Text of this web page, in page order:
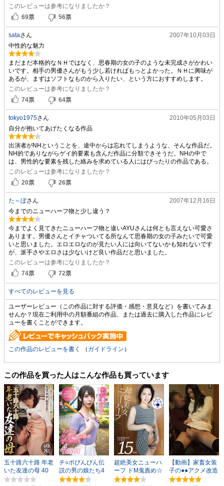
このレビューは参考になりましたか？
69票 56票
sataさん
2007年10月03日
中性的な魅力
まだまだ本格的なＮＨではなく、思春期の女の子のような未完成さがかわい
いです。相手の男優さんがもう少し若ければもっとよかった。ＮＨに興味が
あるが、まずはソフトなものから入りたい、という方におすすめします。
このレビューは参考になりましたか？
74票 64票
tokyo1975さん
2010年05月03日
自分が抱いてあげたくなる作品
出演者がNHということを、途中からは忘れてしまうような、そんな作品だ。
NH的でありながらゲイ的要素も含んだ作品に分類できそうだ。NHの中で
は、男性的な要素を残した絡みを求めている人にはぴったりの作品である。
このレビューは参考になりましたか？
20票 26票
た～ぼさん
2007年12月16日
今までのニューハーフ物と少し違う？
今までよく見てきたニューハーフ物と違いAYUさんは何とも言えない可愛さ
あります。男優さんとイチャついてる所なんて思春期の女の子みたいで可愛
いと思いました。エロエロなのが見たい人には向いてないかも知れないです
が、派手さやエロさは少ないけど良い作品だと思いました。
このレビューは参考になりましたか？
74票 72票
すべてのレビューを見る
ユーザーレビュー（この作品に対する評価・感想・意見など）を書いてみま
せんか？現在ご利用中の月額番組の作品、または過去に購入した作品にレビ
ューを書くことができます。
この作品のレビューを書く （ ガイドライン ）
この作品を買った人はこんな作品も買っています
五十路六十路 年老
いた友達の母 40
人8時間
チ○ポびんびん伝
説の男の娘たち4
時間
超絶美女ニューハ
ーフ ドM鬼責め☆
イキまくり15発射
【動画】家畜女装
子の●●アクメ改造
PART1